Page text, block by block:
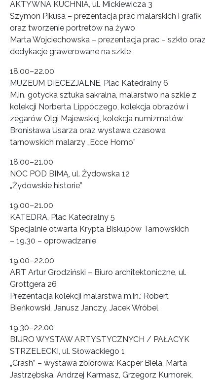
AKTYWNA KUCHNIA, ul. Mickiewicza 3
Szymon Pikusa – prezentacja prac malarskich i grafik
oraz tworzenie portretów na żywo
Marta Wojciechowska – prezentacja prac – szkło oraz
dedykacje grawerowane na szkle
18.00–22.00
MUZEUM DIECEZJALNE, Plac Katedralny 6
M.in. gotycka sztuka sakralna, malarstwo na szkle z
kolekcji Norberta Lippóczego, kolekcja obrazów i
zegarów Olgi Majewskiej, kolekcja numizmatów
Bronisława Usarza oraz wystawa czasowa
tarnowskich malarzy „Ecce Homo”
18.00–21.00
NOC POD BIMĄ, ul. Żydowska 12
„Żydowskie historie”
19.00–21.00
KATEDRA, Plac Katedralny 5
Specjalnie otwarta Krypta Biskupów Tarnowskich
– 19.30 – oprowadzanie
19.00–22.00
ART Artur Grodziński – Biuro architektoniczne, ul.
Grottgera 26
Prezentacja kolekcji malarstwa m.in.: Robert
Bieńkowski, Janusz Janczy, Jacek Wróbel
19.30–22.00
BIURO WYSTAW ARTYSTYCZNYCH / PAŁACYK
STRZELECKI, ul. Słowackiego 1
„Crash” – wystawa zbiorowa: Kacper Biela, Marta
Jastrzębska, Andrzej Karmasz, Grzegorz Kumorek,